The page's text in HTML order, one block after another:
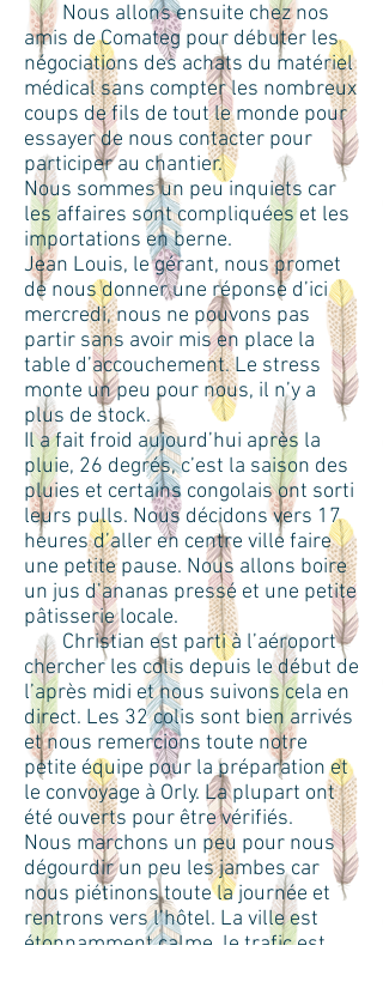
Nous allons ensuite chez nos
amis de Comateg pour débuter les
négociations des achats du matériel
médical sans compter les nombreux
coups de fils de tout le monde pour
essayer de nous contacter pour
participer au chantier.
Nous sommes un peu inquiets car
les affaires sont compliquées et les
importations en berne.
Jean Louis, le gérant, nous promet
de nous donner une réponse d’ici
mercredi, nous ne pouvons pas
partir sans avoir mis en place la
table d’accouchement. Le stress
monte un peu pour nous, il n’y a
plus de stock.
Il a fait froid aujourd’hui après la
pluie, 26 degrés, c’est la saison des
pluies et certains congolais ont sorti
leurs pulls. Nous décidons vers 17
heures d’aller en centre ville faire
une petite pause. Nous allons boire
un jus d’ananas pressé et une petite
pâtisserie locale.
Christian est parti à l’aéroport
chercher les colis depuis le début de
l’après midi et nous suivons cela en
direct. Les 32 colis sont bien arrivés
et nous remercions toute notre
petite équipe pour la préparation et
le convoyage à Orly. La plupart ont
été ouverts pour être vérifiés.
Nous marchons un peu pour nous
dégourdir un peu les jambes car
nous piétinons toute la journée et
rentrons vers l’hôtel. La ville est
étonnamment calme, le trafic est